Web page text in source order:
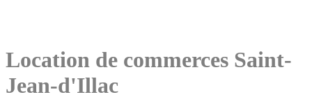
Location de commerces Saint-
Jean-d'Illac